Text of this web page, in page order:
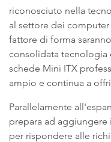
riconosciuto nella
al settore dei
fattore di forma
consolidata tecnologia
schede Mini ITX
ampio e continua a
Parallelamente
prepara ad aggiungere
per rispondere alle